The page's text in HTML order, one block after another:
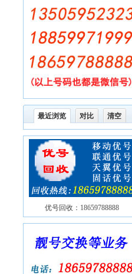
最近浏览 对比 清空
优号回收：18659788888